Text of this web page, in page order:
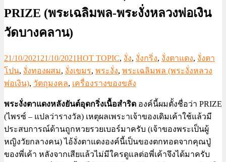
PRIZE (พระเฉลิมพล-พระงั่งหลวงพ่อเงิน
วัดบางคลาน)
21/10/202121/10/2021HOT TOPIC, งั่ง, งั่งกริ่ง, งั่งตาแดง, งั่งตา
โปน, งั่งทองผสม, งั่งเขมร, พระงั่ง, พระเฉลิมพล (พระงั่งหลวง
พ่อเงิน), วัตถุมงคล, เครื่องรางของขลัง
พระงั่งตาแดงหลังยันต์อุดกริ่งเนื้อสำริด องค์นี้ผมตั้งชื่อว่า PRIZE
(ไพรซ์ – แปลว่ารางวัล) เหตุผลเพระาเจ้าของเดิมเค้าใช้แล้วมี
ประสบการณ์ด้านถูกหวยรวยเบอร์มาครับ (เจ้าของพระเป็นผู้
หญิงวัยกลางคน) ไอ้งั่งตาแดงองค์นี้เป็นของตกทอดจากคุณปู่
ของพี่เค้า หลังจากเสียแล้วไม่มีใครดูแลต่อพี่เค้าจึงได้มาครับ